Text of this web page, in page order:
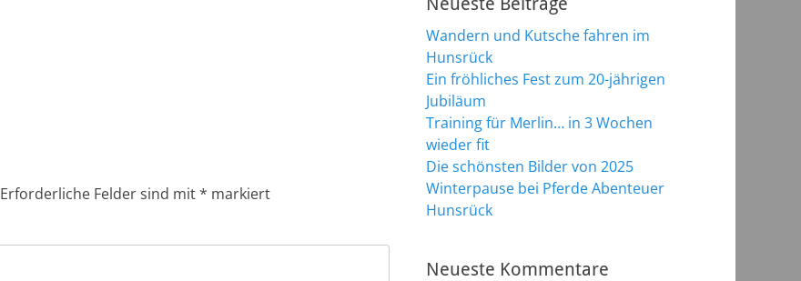
Erforderliche Felder sind mit* markiert
Wandern und Kutsche fahren im
Hunsrück
Ein fröhliches Fest zum 20-jährigen
Jubiläum
Training für Merlin… in 3 Wochen
wieder fit
Die schönsten Bilder von 2025
Winterpause bei Pferde Abenteuer
Hunsrück
Neueste Kommentare